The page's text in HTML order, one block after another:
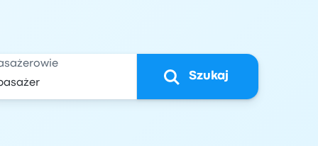
Szukaj